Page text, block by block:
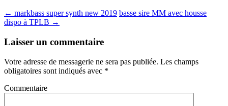
← markbass super synth new 2019 basse sire MM avec housse
dispo à TPLB →
Laisser un commentaire
Votre adresse de messagerie ne sera pas publiée. Les champs
obligatoires sont indiqués avec *
Commentaire